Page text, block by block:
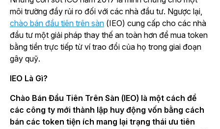
môi trường đầy rủi ro đối với các nhà đầu tư. Ngược lại,
chào bán đầu tiên trên sàn (IEO) cung cấp cho các nhà
đầu tư một giải pháp thay thế an toàn hơn để mua token
bằng tiền trực tiếp từ ví trao đổi của họ trong giai đoạn
gây quỹ.
IEO Là Gì?
Chào Bán Đầu Tiên Trên Sàn (IEO) là một cách để
các công ty mới thành lập huy động vốn bằng cách
bán các token tiện ích mang lại trạng thái ưu tiên